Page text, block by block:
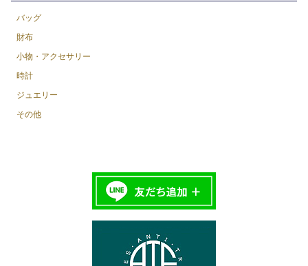
バッグ
財布
小物・アクセサリー
時計
ジュエリー
その他